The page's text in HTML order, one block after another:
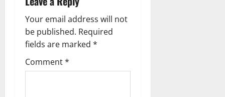
g
a
t
Your email address will not
be published. Required
fields are marked *
Comment*